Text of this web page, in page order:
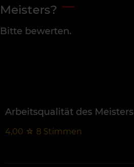
Meisters?
Bitte bewerten.
Arbeitsqualität des Meisters
4,00 ☆ 8 Stimmen